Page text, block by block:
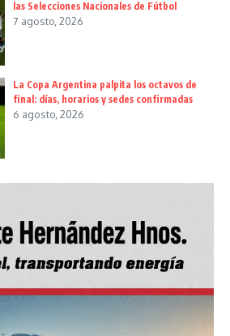
las Selecciones Nacionales de Fútbol
7 agosto, 2026
La Copa Argentina palpita los octavos de
final: días, horarios y sedes confirmadas
6 agosto, 2026